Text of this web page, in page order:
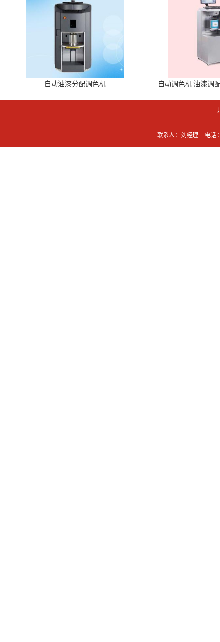
自动油漆分配调色机 自动调色机|油漆调
联系人：刘经理 电话